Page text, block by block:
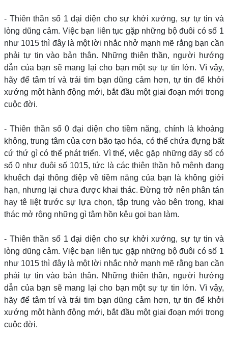
- Thiên thần số 1 đại diện cho sự khởi xướng, sự tự tin và
lòng dũng cảm. Việc bạn liên tục gặp những bộ đuôi có số 1
như 1015 thì đây là một lời nhắc nhở mạnh mẽ rằng bạn cần
phải tự tin vào bản thân. Những thiên thần, người hướng
dẫn của bạn sẽ mang lại cho bạn một sự tự tin lớn. Vì vậy,
hãy để tâm trí và trái tim bạn dũng cảm hơn, tự tin để khởi
xướng một hành động mới, bắt đầu một giai đoạn mới trong
cuộc đời.
- Thiên thần số 0 đại diện cho tiềm năng, chính là khoảng
không, trung tâm của cơn bão tạo hóa, có thể chứa đựng bất
cứ thứ gì có thể phát triển. Vì thế, việc gặp những dãy số có
số 0 như đuôi số 1015, tức là các thiên thần hộ mệnh đang
khuếch đại thông điệp về tiềm năng của bạn là không giới
hạn, nhưng lại chưa được khai thác. Đừng trở nên phân tán
hay tê liệt trước sự lựa chọn, tập trung vào bên trong, khai
thác mở rộng những gì tâm hồn kêu gọi bạn làm.
- Thiên thần số 1 đại diện cho sự khởi xướng, sự tự tin và
lòng dũng cảm. Việc bạn liên tục gặp những bộ đuôi có số 1
như 1015 thì đây là một lời nhắc nhở mạnh mẽ rằng bạn cần
phải tự tin vào bản thân. Những thiên thần, người hướng
dẫn của bạn sẽ mang lại cho bạn một sự tự tin lớn. Vì vậy,
hãy để tâm trí và trái tim bạn dũng cảm hơn, tự tin để khởi
xướng một hành động mới, bắt đầu một giai đoạn mới trong
cuộc đời.